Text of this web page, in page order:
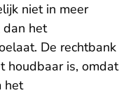
niet in meer
dan het
De rechtbank
houdbaar is, omdat
het